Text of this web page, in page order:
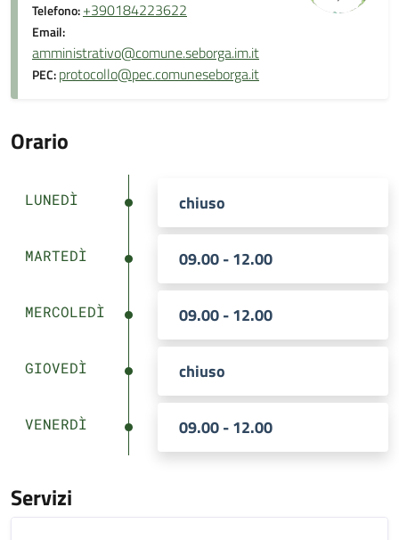
Telefono:+390184223622
Email:
amministrativo@comune.seborga.im.it
PEC:protocollo@pec.comuneseborga.it
Orario
LUNEDÌ chiuso
MARTEDÌ 09.00 - 12.00
MERCOLEDÌ 09.00 - 12.00
GIOVEDÌ chiuso
VENERDÌ 09.00 - 12.00
Servizi